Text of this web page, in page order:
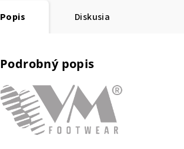
Popis Diskusia
Podrobný popis